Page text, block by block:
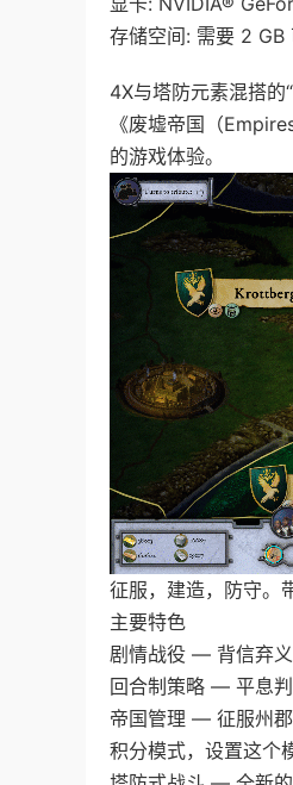
存储空间: 需要 2 GB
4X与塔防元素混搭的
《废墟帝国（
的游戏体验。
征服，建造，防守。
主要特色
剧情战役 — 背信弃义
回合制策略 — 平息判
帝国管理 — 征服州郡
积分模式，设置这个